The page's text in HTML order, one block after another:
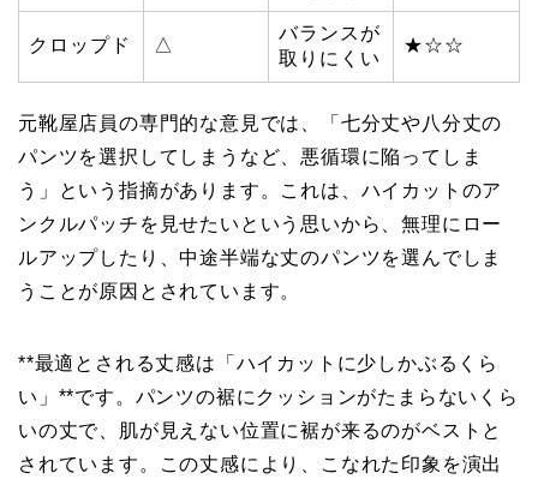
クロップド △
バランスが
取りにくい
★☆☆
元靴屋店員の専門的な意見では、「七分丈や八分丈の
パンツを選択してしまうなど、悪循環に陥ってしま
う」という指摘があります。これは、ハイカットのア
ンクルパッチを見せたいという思いから、無理にロー
ルアップしたり、中途半端な丈のパンツを選んでしま
うことが原因とされています。
**最適とされる丈感は「ハイカットに少しかぶるくら
い」**です。パンツの裾にクッションがたまらないくら
いの丈で、肌が見えない位置に裾が来るのがベストと
されています。この丈感により、こなれた印象を演出